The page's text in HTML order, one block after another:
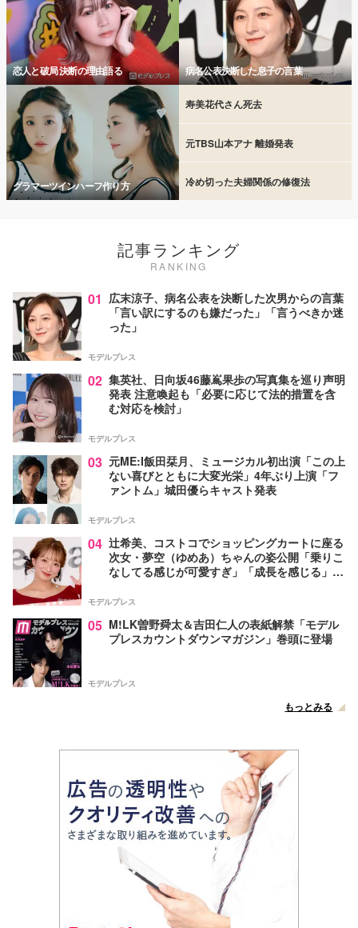
恋人と破局 決断の理由語る 病名公表決断した息子の言葉
グラマーツインハーフ作り方
寿美花代さん死去
元TBS山本アナ 離婚発表
冷め切った夫婦関係の修復法
記事ランキング
RANKING
01 広末涼子、病名公表を決断した次男からの言葉
「言い訳にするのも嫌だった」「言うべきか迷
った」
モデルプレス
02 集英社、日向坂46藤嶌果歩の写真集を巡り声明
発表 注意喚起も「必要に応じて法的措置を含
む対応を検討」
モデルプレス
03 元ME:I飯田栞月、ミュージカル初出演「この上
ない喜びとともに大変光栄」4年ぶり上演「フ
ァントム」城田優らキャスト発表
モデルプレス
04 辻希美、コストコでショッピングカートに座る
次女・夢空（ゆめあ）ちゃんの姿公開「乗りこ
なしてる感じが可愛すぎ」「成長を感じる」の
モデルプレス
05 M!LK曽野舜太＆吉田仁人の表紙解禁「モデル
プレスカウントダウンマガジン」巻頭に登場
モデルプレス
もっとみる